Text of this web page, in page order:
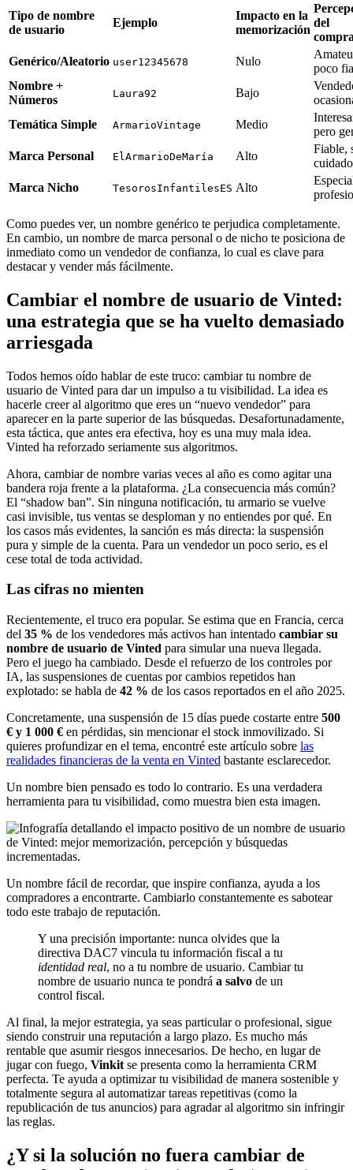
Tipo de nombre
de usuario
Ejemplo
Impacto en la
memorización
del
Genérico/Aleatorio user12345678 Nulo
poco
Nombre +
Números
Laura92 Bajo
Temática Simple
ArmarioVintage Medio
pero
Marca Personal
ElArmarioDeMaría Alto
Fiable,
cuidado
Marca Nicho
TesorosInfantilesES Alto
Como puedes ver, un nombre genérico te perjudica completamente.
En cambio, un nombre de marca personal o de nicho te posiciona de
inmediato como un vendedor de confianza, lo cual es clave para
destacar y vender más fácilmente.
Cambiar el nombre de usuario de Vinted:
una estrategia que se ha vuelto demasiado
arriesgada
Todos hemos oído hablar de este truco: cambiar tu nombre de
usuario de Vinted para dar un impulso a tu visibilidad. La idea es
hacerle creer al algoritmo que eres un “nuevo vendedor” para
aparecer en la parte superior de las búsquedas. Desafortunadamente,
esta táctica, que antes era efectiva, hoy es una muy mala idea.
Vinted ha reforzado seriamente sus algoritmos.
Ahora, cambiar de nombre varias veces al año es como agitar una
bandera roja frente a la plataforma. ¿La consecuencia más común?
El “shadow ban”. Sin ninguna notificación, tu armario se vuelve
casi invisible, tus ventas se desploman y no entiendes por qué. En
los casos más evidentes, la sanción es más directa: la suspensión
pura y simple de la cuenta. Para un vendedor un poco serio, es el
cese total de toda actividad.
Las cifras no mienten
Recientemente, el truco era popular. Se estima que en Francia, cerca
del 35 % de los vendedores más activos han intentado cambiar su
nombre de usuario de Vinted para simular una nueva llegada.
Pero el juego ha cambiado. Desde el refuerzo de los controles por
IA, las suspensiones de cuentas por cambios repetidos han
explotado: se habla de 42 % de los casos reportados en el año 2025.
Concretamente, una suspensión de 15 días puede costarte entre 500
€ y 1 000 € en pérdidas, sin mencionar el stock inmovilizado. Si
quieres profundizar en el tema, encontré este artículo sobre las
realidades financieras de la venta en Vinted bastante esclarecedor.
Un nombre bien pensado es todo lo contrario. Es una verdadera
herramienta para tu visibilidad, como muestra bien esta imagen.
Un nombre fácil de recordar, que inspire confianza, ayuda a los
compradores a encontrarte. Cambiarlo constantemente es sabotear
todo este trabajo de reputación.
Y una precisión importante: nunca olvides que la
directiva DAC7 vincula tu información fiscal a tu
identidad real, no a tu nombre de usuario. Cambiar tu
nombre de usuario nunca te pondrá a salvo de un
control fiscal.
Al final, la mejor estrategia, ya seas particular o profesional, sigue
siendo construir una reputación a largo plazo. Es mucho más
rentable que asumir riesgos innecesarios. De hecho, en lugar de
jugar con fuego, Vinkit se presenta como la herramienta CRM
perfecta. Te ayuda a optimizar tu visibilidad de manera sostenible y
totalmente segura al automatizar tareas repetitivas (como la
republicación de tus anuncios) para agradar al algoritmo sin infringir
las reglas.
¿Y si la solución no fuera cambiar de